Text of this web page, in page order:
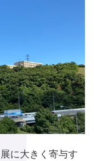
に大きく寄与す